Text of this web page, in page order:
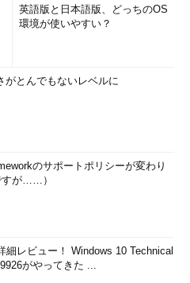
3勝0敗――8月にOracle Team
て、ベナルティを課されたため
づらいところである）。
Race 4, but Kiwis lead 3-0
前回大会の勝利に至る過程を記
のデビッドに製作させていた（息
などでも製作に参加した新進気
英語版と日本語版、どっちのOS
環境が使いやすい？
がとんでもないレベルに
のサポートポリシーが変わり
すが……）
細レビュー！ Windows 10 Technical
がやってきた ...